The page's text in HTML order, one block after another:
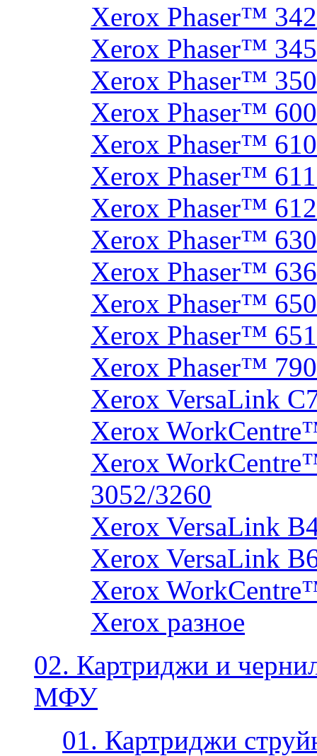
Xerox Phaser™
Xerox Phaser™
Xerox Phaser™
Xerox Phaser™
Xerox Phaser™
Xerox Phaser™
Xerox Phaser™
Xerox Phaser™
Xerox Phaser™
Xerox Phaser™
Xerox Phaser™
Xerox Phaser™ 790
Xerox VersaLink
Xerox
Xerox
3052/3260
Xerox VersaLink
Xerox VersaLink
Xerox
Xerox разное
02. Картриджи и
МФУ
01. Картриджи